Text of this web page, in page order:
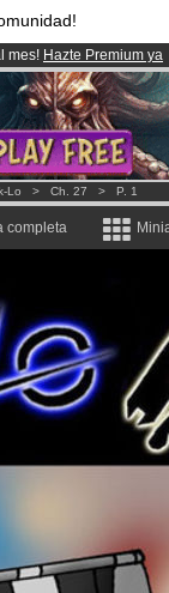
mes! Hazte Premium ya
!.
y Mangas!.
Lo > Ch. 27 > P. 1
completa